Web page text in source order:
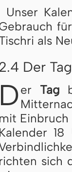
Unser
als
Der
Der Tag
Ka­len­der
sich